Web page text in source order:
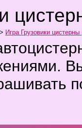
> Игра Грузовики цистерны